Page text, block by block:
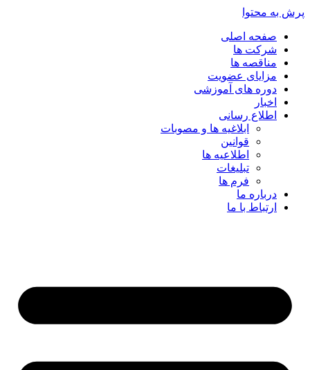
پرش به محتوا
صفحه اصلی
شرکت ها
مناقصه ها
مزایای عضویت
دوره های آموزشی
اخبار
اطلاع رسانی
ابلاغیه ها و مصوبات
قوانین
اطلاعیه ها
تبلیغات
فرم ها
درباره ما
ارتباط با ما